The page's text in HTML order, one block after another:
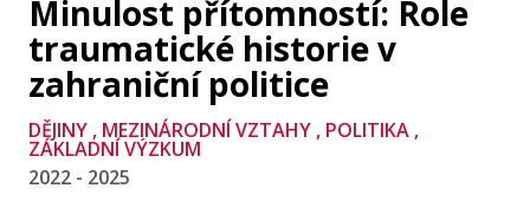
Události
Projekty
Ocenění
Minulost přítomností: Role
traumatické historie v
zahraniční politice
DĚJINY , MEZINÁRODNÍ VZTAHY , POLITIKA ,
ZÁKLADNÍ VÝZKUM
2022 - 2025